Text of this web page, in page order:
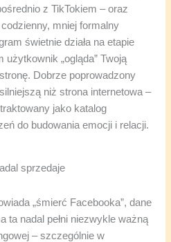
z TikTokiem – oraz
mniej formalny
świetnie działa na etapie
„ogląda” Twoją
Dobrze poprowadzony
niż strona internetowa –
jako katalog
do budowania emocji i relacji.
sprzedaje
„śmierć Facebooka”, dane
ta nadal pełni niezwykle ważną
– szczególnie w